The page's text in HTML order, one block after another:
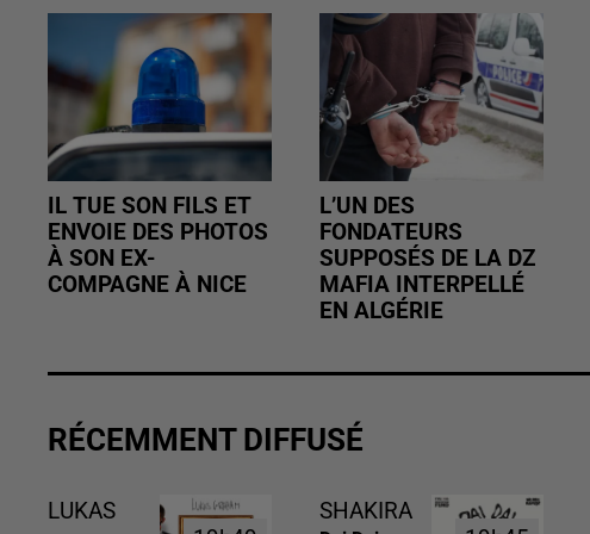
IL TUE SON FILS ET
ENVOIE DES PHOTOS
À SON EX-
COMPAGNE À NICE
L’UN DES
FONDATEURS
SUPPOSÉS DE LA DZ
MAFIA INTERPELLÉ
EN ALGÉRIE
RÉCEMMENT DIFFUSÉ
LUKAS
SHAKIRA